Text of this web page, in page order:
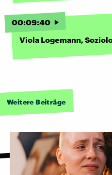
00:09:40
Viola Logemann,
Weitere Beiträge